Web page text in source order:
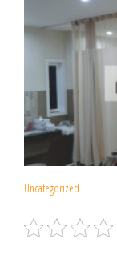
Uncategorized